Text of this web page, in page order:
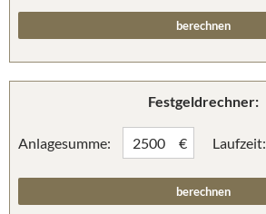
Festgeldrechner:
Anlagesumme: € Laufzeit: